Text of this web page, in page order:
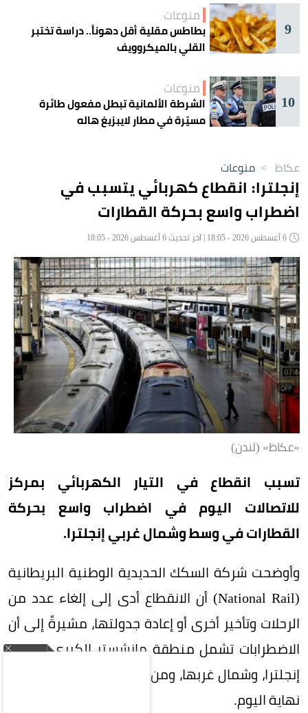
9
منوعات
بطاطس مقلية أقل دهوناً.. دراسة تختبر
القلي بالميكروويف
10
منوعات
الشرطة الألمانية تبطل مفعول طائرة
مسيّرة في مطار لايبزيغ هاله
عكاظ > منوعات
إنجلترا: انقطاع كهربائي يتسبب في
اضطراب واسع بحركة القطارات
«عكاظ» (لندن)
تسبب انقطاع في التيار الكهربائي بمركز
للاتصالات اليوم في اضطراب واسع بحركة
القطارات في وسط وشمال غربي إنجلترا.
وأوضحت شركة السكك الحديدية الوطنية البريطانية
(National Rail) أن الانقطاع أدى إلى إلغاء عدد من
الرحلات وتأخير أخرى أو إعادة جدولتها، مشيرةً إلى أن
الاضطرابات تشمل منطقة مانشستر الكبرى، ووسط
إنجلترا، وشمال غربها، ومن المتوقع استمرارها حتى
نهاية اليوم.